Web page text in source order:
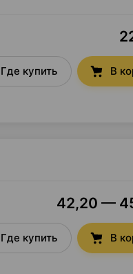
Где купить В
42,20 —
Где купить В